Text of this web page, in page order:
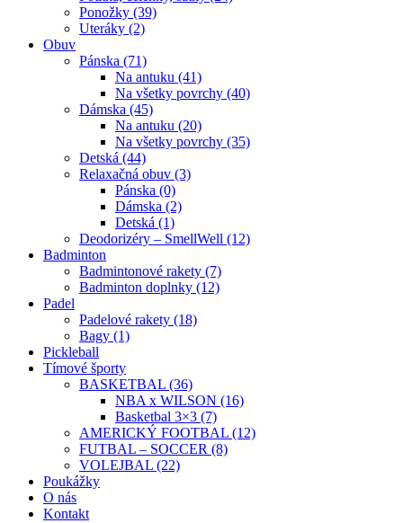
Ponožky (39)
Uteráky (2)
Obuv
Pánska (71)
Na antuku (41)
Na všetky povrchy (40)
Dámska (45)
Na antuku (20)
Na všetky povrchy (35)
Detská (44)
Relaxačná obuv (3)
Pánska (0)
Dámska (2)
Detská (1)
Deodorizéry – SmellWell (12)
Badminton
Badmintonové rakety (7)
Badminton doplnky (12)
Padel
Padelové rakety (18)
Bagy (1)
Pickleball
Tímové športy
BASKETBAL (36)
NBA x WILSON (16)
Basketbal 3×3 (7)
AMERICKÝ FOOTBAL (12)
FUTBAL – SOCCER (8)
VOLEJBAL (22)
Poukážky
O nás
Kontakt